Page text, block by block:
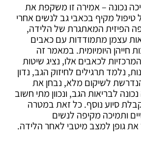
נכונה – אמירה זו משקפת את
מקיף בכאבי גב לנשים אחרי
הפיזית המאתגרת של הלידה,
עצמן מתמודדות עם כאבים
חייהן היומיומית. במאמר זה
לכאבים אלו, נציג שיטות
נלמד תרגילים לחיזוק הגב, נדון
לשיקום מלא, נבחן את
לבריאות הגב, ונכוון מתי חשוב
סיוע נוסף. כל זאת במטרה
ותמיכה מקיפה לנשים
את גופן למצב מיטבי לאחר הלידה.